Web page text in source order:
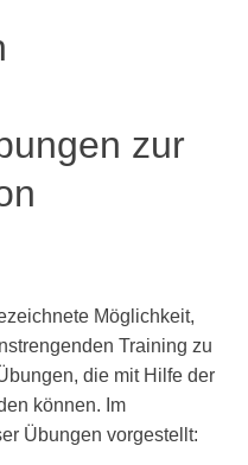
zur
Möglichkeit,
Training zu
die mit Hilfe der
können. Im
Übungen vorgestellt: